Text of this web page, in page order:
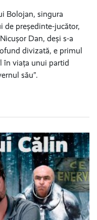
Bolojan, singura
de președinte-jucător,
Dan, deși s-a
divizată, e primul
în viața unui partid
său”.